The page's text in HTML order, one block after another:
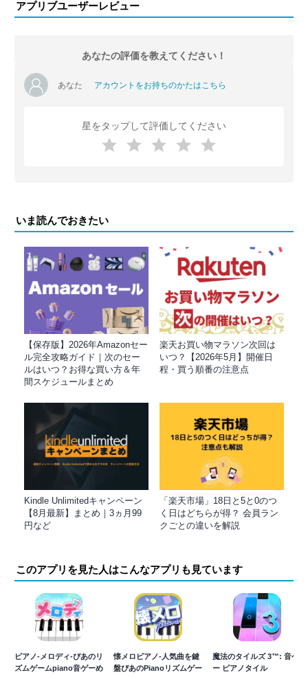
アプリブユーザーレビュー
あなたの評価を教えてください！
あなた アカウントをお持ちのかたはこちら
星をタップして評価してください
いま読んでおきたい
【保存版】2026年Amazonセー
ル完全攻略ガイド｜次のセー
ルはいつ？お得な買い方＆年
間スケジュールまとめ
楽天お買い物マラソン次回は
いつ？【2026年5月】開催日
程・買う順番の注意点
Kindle Unlimitedキャンペーン
【8月最新】まとめ｜3ヵ月99
円など
「楽天市場」18日と5と0のつ
く日はどちらが得？ 会員ラン
クごとの違いを解説
このアプリを見た人はこんなアプリも見ています
ピアノ-メロディ-ぴあのリ
ズムゲームpiano音ゲーめ
懐メロピアノ-人気曲を鍵
盤ぴあのPianoリズムゲー
魔法のタイルズ 3™: 音ゲ
ー ピアノタイル